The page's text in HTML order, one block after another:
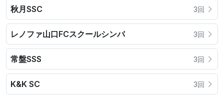
秋月SSC 3回
レノファ山口FCスクールシンバ 3回
常盤SSS 3回
K&K SC 3回